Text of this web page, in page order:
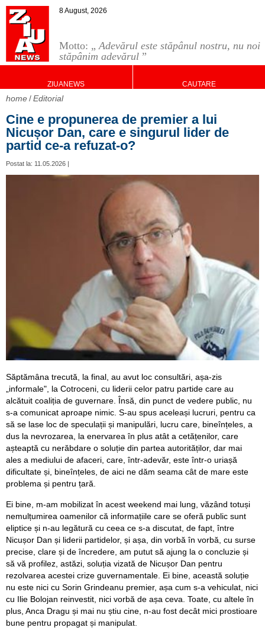
Motto: „Adevărul este stăpânul nostru, nu noi
stăpânim adevărul ”
8 August, 2026
ZIUANEWS CAUTARE
home Editorial
Cine e propunerea de premier a lui
Nicușor Dan, care e singurul lider de
partid ce-a refuzat-o?
Postat la: 11.05.2026 |
Săptămâna trecută, la final, au avut loc consultări, așa-zis
„informale", la Cotroceni, cu liderii celor patru partide care au
alcătuit coaliția de guvernare. Însă, din punct de vedere public, nu
s-a comunicat aproape nimic. S-au spus aceleași lucruri, pentru ca
să se lase loc de speculații și manipulări, lucru care, bineînțeles, a
dus la nevrozarea, la enervarea în plus atât a cetățenilor, care
așteaptă cu nerăbdare o soluție din partea autorităților, dar mai
ales a mediului de afaceri, care, într-adevăr, este într-o uriașă
dificultate și, bineînțeles, de aici ne dăm seama cât de mare este
problema și pentru țară.
Ei bine, m-am mobilizat în acest weekend mai lung, văzând totuși
nemulțumirea oamenilor că informațiile care se oferă public sunt
eliptice și n-au legătură cu ceea ce s-a discutat, de fapt, între
Nicușor Dan și liderii partidelor, și așa, din vorbă în vorbă, cu surse
precise, clare și de încredere, am putut să ajung la o concluzie și
să vă profilez, astăzi, soluția vizată de Nicușor Dan pentru
rezolvarea acestei crize guvernamentale. Ei bine, această soluție
nu este nici cu Sorin Grindeanu premier, așa cum s-a vehiculat, nici
cu Ilie Bolojan reinvestit, nici vorbă de așa ceva. Toate, cu altele în
plus, Anca Dragu și mai nu știu cine, n-au fost decât mici prostioare
bune pentru propagat și manipulat.